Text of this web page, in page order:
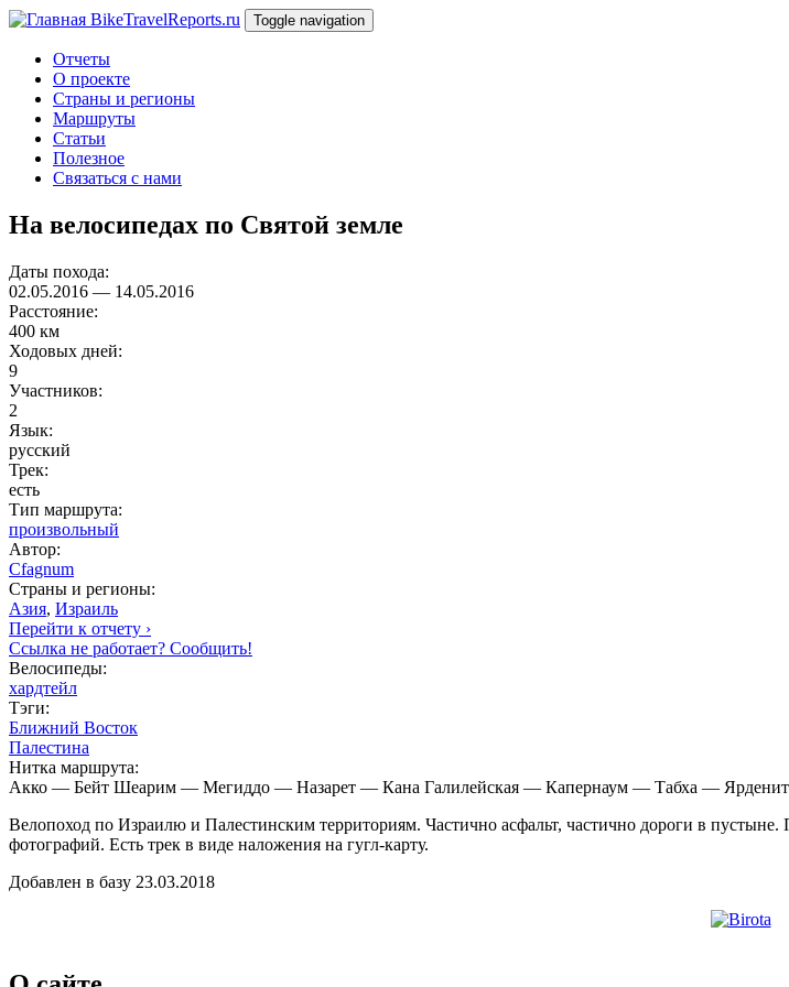
Перейти к основному содержанию
BikeTravelReports.ru Toggle navigation
Отчеты
О проекте
Страны и регионы
Маршруты
Статьи
Полезное
Связаться с нами
На велосипедах по Святой земле
Даты похода:
02.05.2016 — 14.05.2016
Расстояние:
400 км
Ходовых дней:
9
Участников:
2
Язык:
русский
Трек:
есть
Тип маршрута:
произвольный
Автор:
Cfagnum
Страны и регионы:
Азия, Израиль
Перейти к отчету ›
Ссылка не работает? Сообщить!
Велосипеды:
хардтейл
Тэги:
Ближний Восток
Палестина
Нитка маршрута:
Акко — Бейт Шеарим — Мегиддо — Назарет — Кана Галилейская — Капернаум — Табха —
Велопоход по Израилю и Палестинским территориям. Частично асфальт, частично дороги в
фотографий. Есть трек в виде наложения на гугл-карту.
Добавлен в базу 23.03.2018